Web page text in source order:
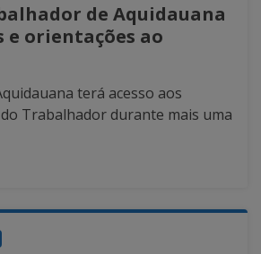
de Aquidauana
e orientações ao
terá acesso aos
do Trabalhador durante mais uma